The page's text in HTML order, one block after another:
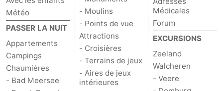
Météo
PASSER LA NUIT
Appartements
Campings
Chaumières
- Bad Meersee
- Moulins
- Points de vue
Attractions
- Croisières
- Terrains de jeux
- Aires de jeux
intérieures
Médicales
Forum
EXCURSIONS
Zeeland
Walcheren
- Veere